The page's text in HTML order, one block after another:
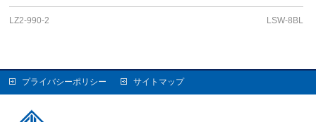
LZ2-990-2 LSW-8BL
プライバシーポリシー サイトマップ